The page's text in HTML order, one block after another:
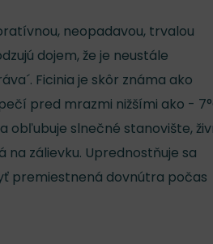
neopadavou, trvalou
dojem, že je neustále
Ficinia je skôr známa ako
pred mrazmi nižšími ako -
obľubuje slnečné stanovište,
zálievku. Uprednostňuje sa
premiestnená dovnútra počas